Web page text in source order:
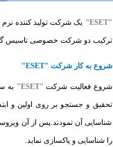
"ESET"
ترکیب دو شرکت خصوصی تاسیس
شروع به کار شرکت "ESET"
شروع فعالیت شرکت "ESET" به سال 1987 باز می گردد که دو
تحقیق و جستجو بر روی اولین و
شناسایی آن نمودند.پس از آن
را شناسایی و پاکسازی نماید.